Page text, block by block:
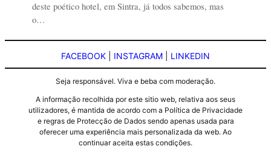
deste poético hotel, em Sintra, já todos sabemos, mas
o…
FACEBOOK INSTAGRAM LINKEDIN
Seja responsável. Viva e beba com moderação.
A informação recolhida por este sitio web, relativa aos seus
utilizadores, é mantida de acordo com a Política de Privacidade
e regras de Protecção de Dados sendo apenas usada para
oferecer uma experiência mais personalizada da web. Ao
continuar aceita estas condições.